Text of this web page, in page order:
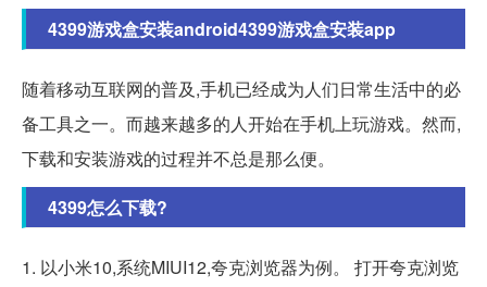
4399游戏盒安装android4399游戏盒安装app
随着移动互联网的普及,手机已经成为人们日常生活中的必
备工具之一。而越来越多的人开始在手机上玩游戏。然而,
下载和安装游戏的过程并不总是那么便。
4399怎么下载?
1. 以小米10,系统MIUI12,夸克浏览器为例。 打开夸克浏览